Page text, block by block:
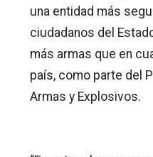
una entidad más
ciudadanos del
más armas que en
país, como parte del
Armas y Explosivos.